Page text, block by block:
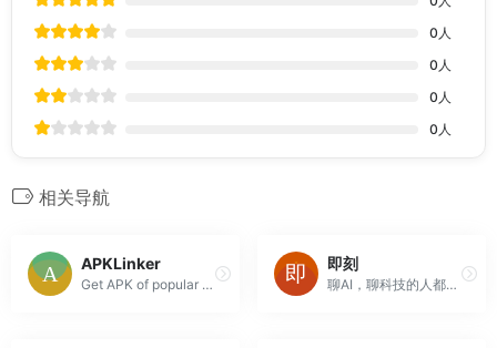
0 人
0 人
0 人
0 人
相关导航
APKLinker
Get APK of popular android apps. Either it is alpha, beta or final release, download now from APKLinker. Don't wait for staged roll-out.
即刻
聊AI，聊科技的人都在这里